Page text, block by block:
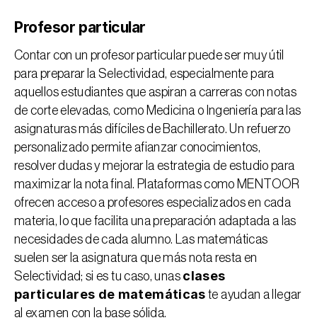
Profesor particular
Contar con un profesor particular puede ser muy útil
para preparar la Selectividad, especialmente para
aquellos estudiantes que aspiran a carreras con notas
asignaturas más difíciles de Bachillerato. Un refuerzo
personalizado permite afianzar conocimientos,
resolver dudas y mejorar la estrategia de estudio para
maximizar la nota final. Plataformas como MENTOOR
ofrecen acceso a profesores especializados en cada
materia, lo que facilita una preparación adaptada a las
necesidades de cada alumno. Las matemáticas
suelen ser la asignatura que más nota resta en
Selectividad; si es tu caso, unas clases
particulares de matemáticas te ayudan a llegar
al examen con la base sólida.